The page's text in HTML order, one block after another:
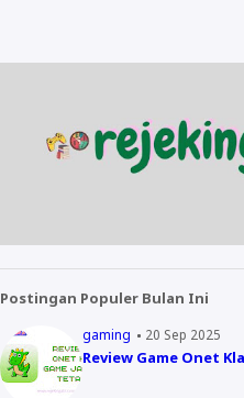
Postingan Populer Bulan Ini
gaming 20 Sep 2025
Review Game Onet